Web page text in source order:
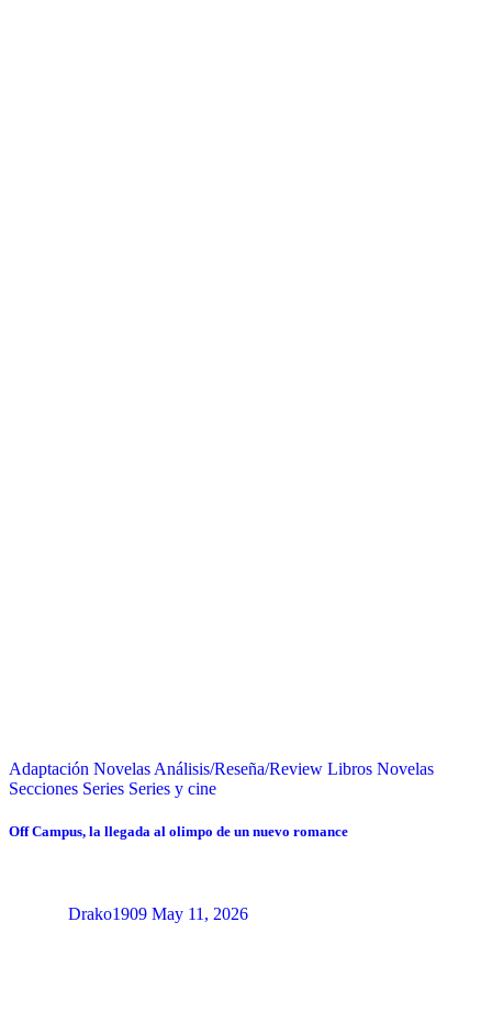
Adaptación Novelas Análisis/Reseña/Review Libros Novelas
Secciones Series Series y cine
Off Campus, la llegada al olimpo de un nuevo romance
Drako1909 May 11, 2026